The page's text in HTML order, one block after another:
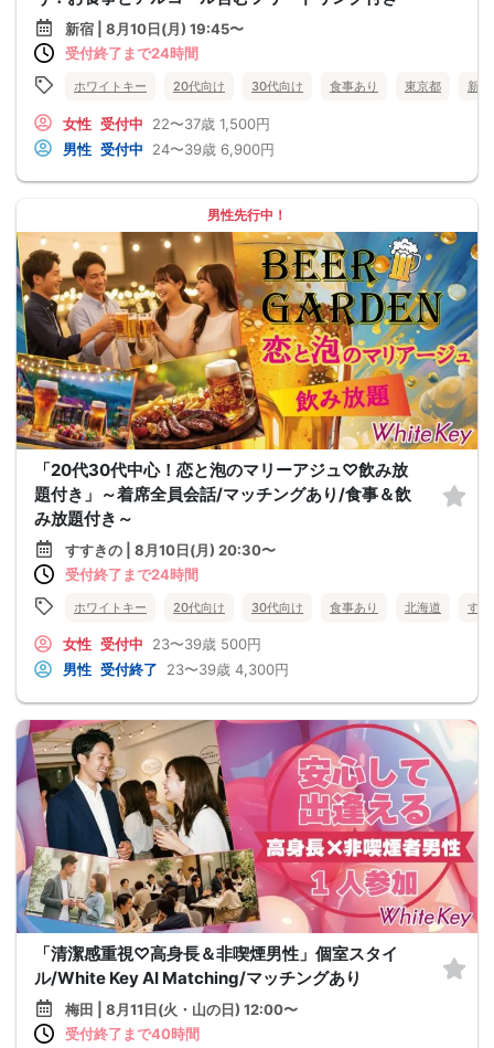
新宿 | 8月10日(月) 19:45〜
受付終了まで24時間
ホワイトキー 20代向け 30代向け 食事あり 東京都 新宿
女性 受付中 22〜37歳 1,500円
男性 受付中 24〜39歳 6,900円
男性先行中！
「20代30代中心！恋と泡のマリーアジュ♡飲み放
題付き」～着席全員会話/マッチングあり/食事＆飲
み放題付き～
すすきの | 8月10日(月) 20:30〜
受付終了まで24時間
ホワイトキー 20代向け 30代向け 食事あり 北海道 す
女性 受付中 23〜39歳 500円
男性 受付終了 23〜39歳 4,300円
「清潔感重視♡高身長＆非喫煙男性」個室スタイ
ル/White Key AI Matching/マッチングあり
梅田 | 8月11日(火・山の日) 12:00〜
受付終了まで40時間